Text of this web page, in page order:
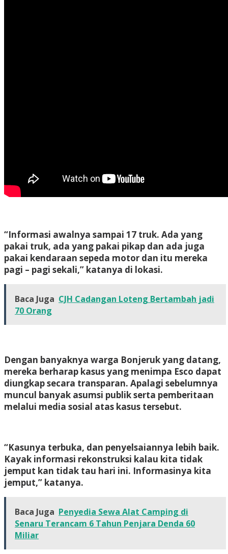
“Informasi awalnya sampai 17 truk. Ada yang
pakai truk, ada yang pakai pikap dan ada juga
pakai kendaraan sepeda motor dan itu mereka
pagi – pagi sekali,” katanya di lokasi.
Baca Juga CJH Cadangan Loteng Bertambah jadi
70 Orang
Dengan banyaknya warga Bonjeruk yang datang,
mereka berharap kasus yang menimpa Esco dapat
diungkap secara transparan. Apalagi sebelumnya
muncul banyak asumsi publik serta pemberitaan
melalui media sosial atas kasus tersebut.
“Kasunya terbuka, dan penyelsaiannya lebih baik.
Kayak informasi rekonstruksi kalau kita tidak
jemput kan tidak tau hari ini. Informasinya kita
jemput,” katanya.
Baca Juga Penyedia Sewa Alat Camping di
Senaru Terancam 6 Tahun Penjara Denda 60
Miliar